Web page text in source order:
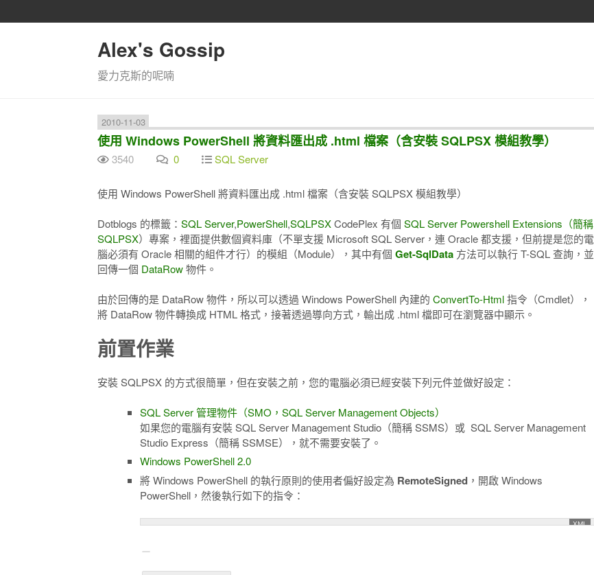
Alex's Gossip
愛力克斯的呢喃
2010-11-03
使用 Windows PowerShell 將資料匯出成 .html 檔案（含安裝 SQLPSX 模組教學）
3540 0 SQL Server
使用 Windows PowerShell 將資料匯出成 .html 檔案（含安裝 SQLPSX 模組教學）
Dotblogs 的標籤： SQL Server,PowerShell,SQLPSXCodePlex 有個 SQL Server Powershell Extensions（簡稱
SQLPSX）專案，裡面提供數個資料庫（不單支援 Microsoft SQL Server，連 Oracle 都支援，但前提是您的電
腦必須有 Oracle 相關的組件才行）的模組（Module），其中有個 Get-SqlData 方法可以執行 T-SQL 查詢，並
回傳一個 DataRow物件。
由於回傳的是 DataRow 物件，所以可以透過 Windows PowerShell 內建的 ConvertTo-Html指令（Cmdlet），
將 DataRow 物件轉換成 HTML 格式，接著透過導向方式，輸出成 .html 檔即可在瀏覽器中顯示。
前置作業
安裝 SQLPSX 的方式很簡單，但在安裝之前，您的電腦必須已經安裝下列元件並做好設定：
SQL Server 管理物件（SMO，SQL Server Management Objects）
如果您的電腦有安裝 SQL Server Management Studio（簡稱 SSMS）或 SQL Server Management
Studio Express（簡稱 SSMSE），就不需要安裝了。
Windows PowerShell 2.0
將 Windows PowerShell 的執行原則的使用者偏好設定為 RemoteSigned ，開啟 Windows
PowerShell，然後執行如下的指令：